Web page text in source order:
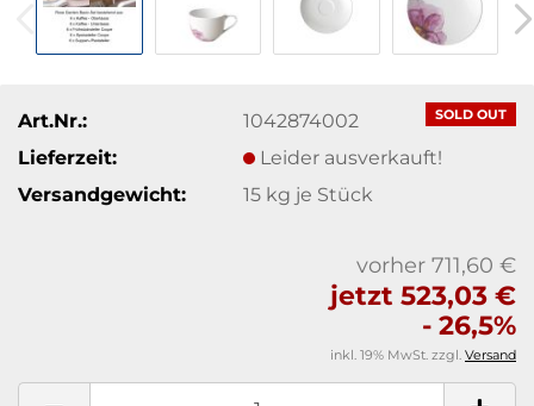
SOLD OUT
Art.Nr.:
1042874002
Lieferzeit:
Leider ausverkauft!
Versandgewicht:
15 kg je Stück
vorher 711,60 €
jetzt 523,03 €
- 26,5%
inkl. 19% MwSt. zzgl. Versand